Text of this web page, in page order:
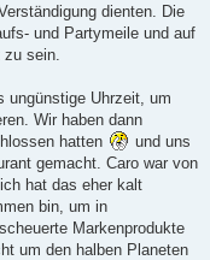
dienten. Die
und Partymeile und auf
sein.
ungünstige Uhrzeit, um
Wir haben dann
hatten
und uns
gemacht. Caro war von
hat das eher kalt
bin, um in
Markenprodukte
um den halben Planeten